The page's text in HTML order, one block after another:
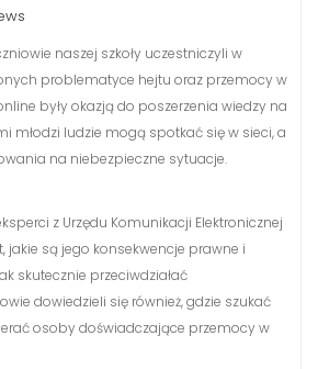
naszej szkoły uczestniczyli w
problematyce hejtu oraz przemocy w
były okazją do poszerzenia wiedzy na
młodzi ludzie mogą spotkać się w sieci, a
na niebezpieczne sytuacje.
z Urzędu Komunikacji Elektronicznej
jakie są jego konsekwencje prawne i
skutecznie przeciwdziałać
dowiedzieli się również, gdzie szukać
osoby doświadczające przemocy w